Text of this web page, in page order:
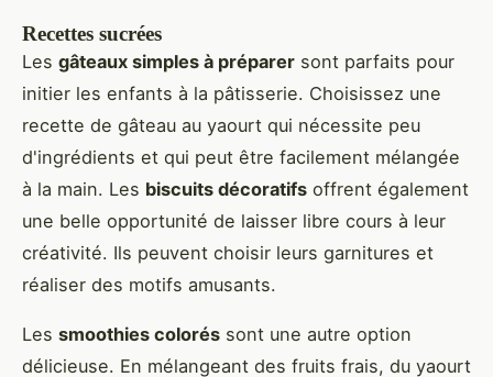
Recettes sucrées
Les gâteaux simples à préparer sont parfaits pour
initier les enfants à la pâtisserie. Choisissez une
recette de gâteau au yaourt qui nécessite peu
d'ingrédients et qui peut être facilement mélangée
à la main. Les biscuits décoratifs offrent également
une belle opportunité de laisser libre cours à leur
créativité. Ils peuvent choisir leurs garnitures et
réaliser des motifs amusants.
Les smoothies colorés sont une autre option
délicieuse. En mélangeant des fruits frais, du yaourt